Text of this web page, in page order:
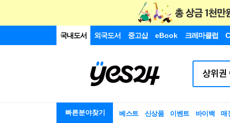
국내도서 외국도서 중고샵 eBook 크레마클럽
빠른분야찾기 베스트 신상품 이벤트 바이백 매